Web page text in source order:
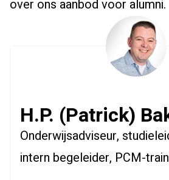
over ons aanbod voor alumni.
H.P. (Patrick)
Onderwijsadviseur,
intern begeleider, PCM-